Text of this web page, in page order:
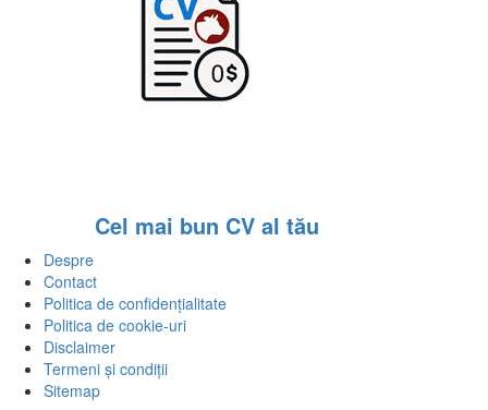
Cel mai bun CV al tău
Despre
Contact
Politica de confidențialitate
Politica de cookie-uri
Disclaimer
Termeni și condiții
Sitemap